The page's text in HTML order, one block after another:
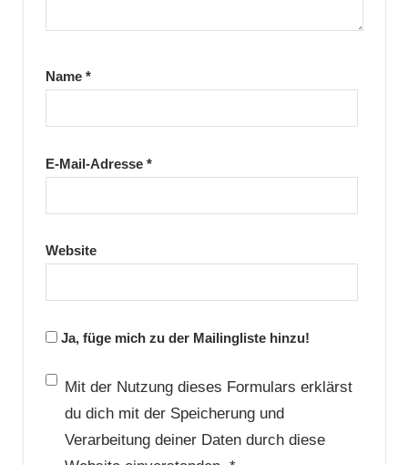
Name *
E-Mail-Adresse *
Website
Ja, füge mich zu der Mailingliste hinzu!
Mit der Nutzung dieses Formulars erklärst
du dich mit der Speicherung und
Verarbeitung deiner Daten durch diese